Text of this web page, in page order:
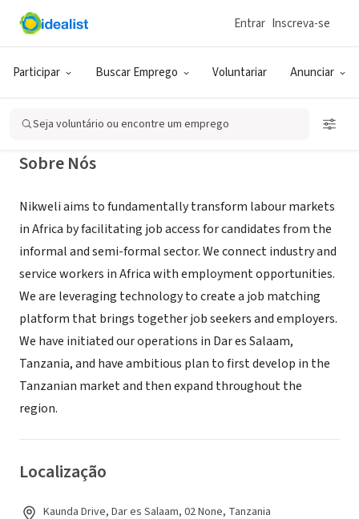
Participar Buscar Emprego Voluntariar Anunciar
Entrar Inscreva-se
Seja voluntário ou encontre um emprego
EMPRESA (ESG E NEGÓCIO SOCIAL)
Nikweli
Sobre Nós
Nikweli aims to fundamentally transform labour markets
in Africa by facilitating job access for candidates from the
informal and semi-formal sector. We connect industry and
service workers in Africa with employment opportunities.
We are leveraging technology to create a job matching
platform that brings together job seekers and employers.
We have initiated our operations in Dar es Salaam,
Tanzania, and have ambitious plan to first develop in the
Tanzanian market and then expand throughout the
region.
Localização
Kaunda Drive, Dar es Salaam, 02 None, Tanzania